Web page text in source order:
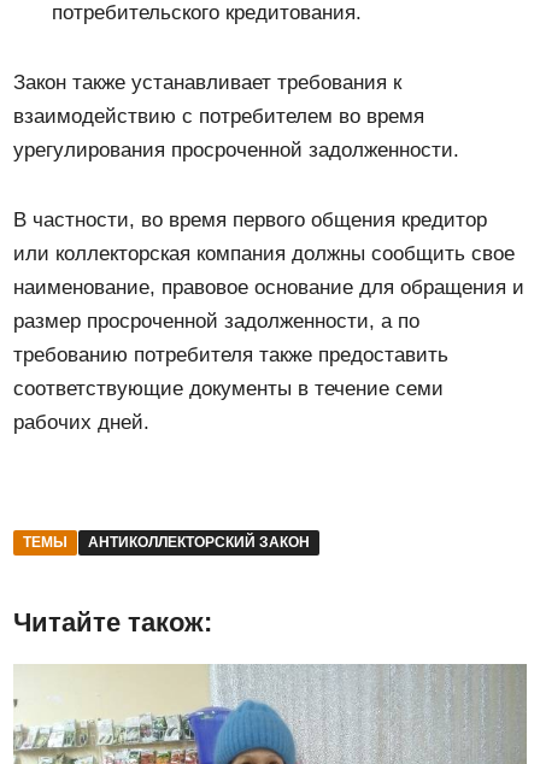
потребительского кредитования.
Закон также устанавливает требования к
взаимодействию с потребителем во время
урегулирования просроченной задолженности.
В частности, во время первого общения кредитор
или коллекторская компания должны сообщить свое
наименование, правовое основание для обращения и
размер просроченной задолженности, а по
требованию потребителя также предоставить
соответствующие документы в течение семи
рабочих дней.
ТЕМЫ АНТИКОЛЛЕКТОРСКИЙ ЗАКОН
Читайте також: